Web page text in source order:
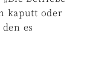
kaputt oder
es